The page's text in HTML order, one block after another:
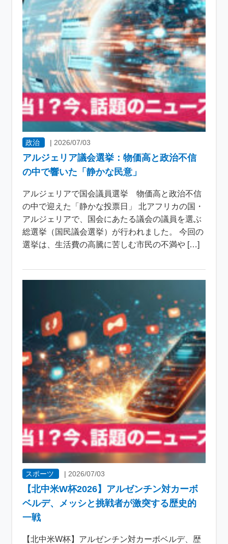
政治 |2026/07/03
アルジェリア議会選挙：物価高と政治不信
の中で響いた「静かな民意」
アルジェリアで国会議員選挙 物価高と政治不信
の中で迎えた「静かな投票日」 北アフリカの国・
アルジェリアで、国会にあたる議会の議員を選ぶ
総選挙（国民議会選挙）が行われました。 今回の
選挙は、生活費の高騰に苦しむ市民の不満や […]
スポーツ | 2026/07/03
【北中米W杯2026】アルゼンチン対カーボ
ベルデ、メッシと挑戦者が激突する歴史的
一戦
【北中米W杯】アルゼンチン対カーボベルデ、歴